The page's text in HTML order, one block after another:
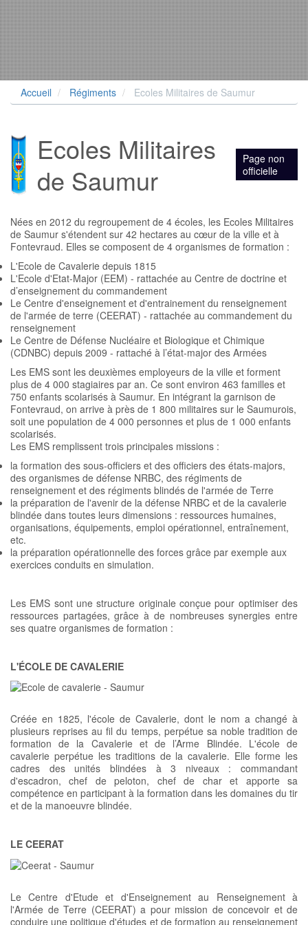
Accueil Régiments Ecoles Militaires de Saumur
Ecoles Militaires
de Saumur
Page non
officielle
Nées en 2012 du regroupement de 4 écoles, les Ecoles Militaires
de Saumur s'étendent sur 42 hectares au cœur de la ville et à
Fontevraud. Elles se composent de 4 organismes de formation :
L'Ecole de Cavalerie depuis 1815
L'Ecole d'Etat-Major (EEM) - rattachée au Centre de doctrine et
d’enseignement du commandement
Le Centre d'enseignement et d'entrainement du renseignement
de l'armée de terre (CEERAT) - rattachée au commandement du
renseignement
Le Centre de Défense Nucléaire et Biologique et Chimique
(CDNBC) depuis 2009 - rattaché à l’état-major des Armées
Les EMS sont les deuxièmes employeurs de la ville et forment
plus de 4 000 stagiaires par an. Ce sont environ 463 familles et
750 enfants scolarisés à Saumur. En intégrant la garnison de
Fontevraud, on arrive à près de 1 800 militaires sur le Saumurois,
soit une population de 4 000 personnes et plus de 1 000 enfants
scolarisés.
Les EMS remplissent trois principales missions :
la formation des sous-officiers et des officiers des états-majors,
des organismes de défense NRBC, des régiments de
renseignement et des régiments blindés de l'armée de Terre
la préparation de l'avenir de la défense NRBC et de la cavalerie
blindée dans toutes leurs dimensions : ressources humaines,
organisations, équipements, emploi opérationnel, entraînement,
etc.
la préparation opérationnelle des forces grâce par exemple aux
exercices conduits en simulation.
Les EMS sont une structure originale conçue pour optimiser des
ressources partagées, grâce à de nombreuses synergies entre
ses quatre organismes de formation :
L'ÉCOLE DE CAVALERIE
Créée en 1825, l'école de Cavalerie, dont le nom a changé à
plusieurs reprises au fil du temps, perpétue sa noble tradition de
formation de la Cavalerie et de l’Arme Blindée. L'école de
cavalerie perpétue les traditions de la cavalerie. Elle forme les
cadres des unités blindées à 3 niveaux : commandant
d'escadron, chef de peloton, chef de char et apporte sa
compétence en participant à la formation dans les domaines du tir
et de la manoeuvre blindée.
LE CEERAT
Le Centre d'Etude et d'Enseignement au Renseignement à
l'Armée de Terre (CEERAT) a pour mission de concevoir et de
conduire une politique d'études et de formation au renseignement